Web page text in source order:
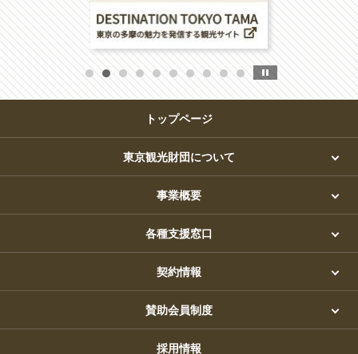
トップページ
東京観光財団について
事業概要
各種支援窓口
契約情報
賛助会員制度
採用情報